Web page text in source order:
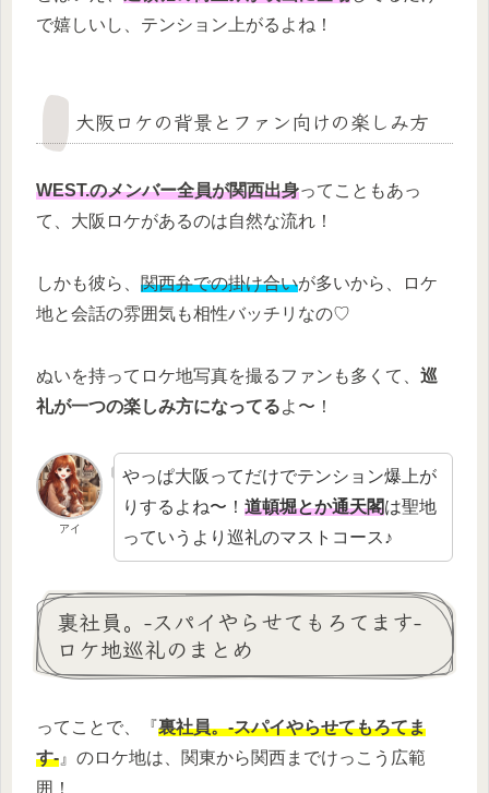
で嬉しいし、テンション上がるよね！
大阪ロケの背景とファン向けの楽しみ方
WEST.のメンバー全員が関西出身ってこともあっ
て、大阪ロケがあるのは自然な流れ！
しかも彼ら、 関西弁での掛け合いが多いから、ロケ
地と会話の雰囲気も相性バッチリなの♡
ぬいを持ってロケ地写真を撮るファンも多くて、 巡
礼が一つの楽しみ方になってるよ〜！
アイ
やっぱ大阪ってだけでテンション爆上が
りするよね〜！道頓堀とか通天閣は聖地
っていうより巡礼のマストコース♪
裏社員。-スパイやらせてもろてます-
ロケ地巡礼のまとめ
ってことで、『裏社員。-スパイやらせてもろてま
す- 』のロケ地は、関東から関西までけっこう広範
囲！